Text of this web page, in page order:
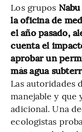
Los grupos
la oficina de
el año pasado,
cuenta el
aprobar un
más agua
Las autoridades
manejable y que
adicional. Una
ecologistas